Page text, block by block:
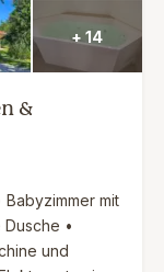
+ 14
&
mit
•
und